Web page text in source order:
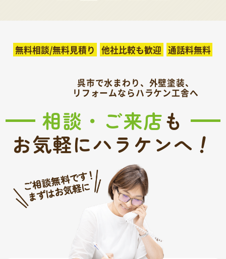
無料相談/無料見積り 他社比較も歓迎 通話料無料
呉市で水まわり、外壁塗装、
リフォームならハラケン工舎へ
相談・ご来店も
お気軽にハラケンへ！